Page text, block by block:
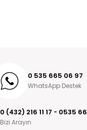
0 535 665 06 97
WhatsApp Destek
0 (432) 216 11 17 - 0535
Bizi Arayın